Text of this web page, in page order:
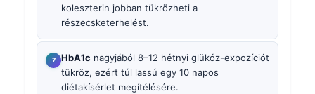
koleszterin jobban tükrözheti a
részecsketerhelést.
HbA1c nagyjából 8–12 hétnyi glükóz-expozíciót
tükröz, ezért túl lassú egy 10 napos
diétakísérlet megítélésére.